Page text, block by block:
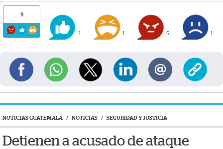
9
1 1 6 1
NOTICIAS GUATEMALA / NOTICIAS / SEGURIDAD Y JUSTICIA
Detienen a acusado de ataque